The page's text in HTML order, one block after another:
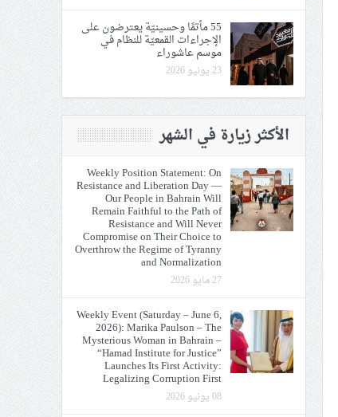
55 مأتمًا وحسينيّة يعترضون على
الإجراءات القمعيّة للنظام في
موسم عاشوراء
23 يونيو 2026
الأكثر زيارة في الشهر
Weekly Position Statement: On
Resistance and Liberation Day —
Our People in Bahrain Will
Remain Faithful to the Path of
Resistance and Will Never
Compromise on Their Choice to
Overthrow the Regime of Tyranny
and Normalization
27 مايو 2026
Weekly Event (Saturday – June 6,
2026): Marika Paulson – The
Mysterious Woman in Bahrain –
“Hamad Institute for Justice”
Launches Its First Activity:
Legalizing Corruption First
08 يونيو 2026